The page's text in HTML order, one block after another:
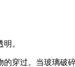
。
穿过。当玻璃破